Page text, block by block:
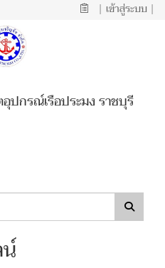
| เข้าสู่ระบบ |
ปกรณ์เรือประมง ราชบุรี